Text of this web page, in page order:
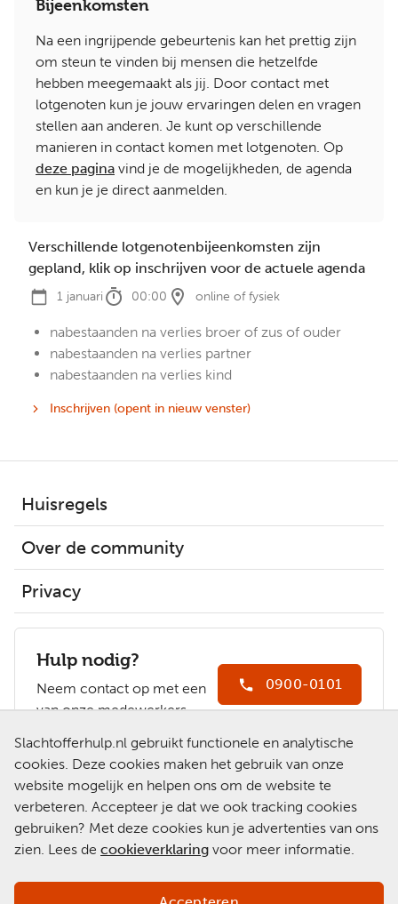
Slachtofferhulp.nl gebruikt functionele en analytische
cookies. Deze cookies maken het gebruik van onze
website mogelijk en helpen ons om de website te
verbeteren. Accepteer je dat we ook tracking cookies
gebruiken? Met deze cookies kun je advertenties van ons
zien. Lees de cookieverklaring voor meer informatie.
Bijeenkomsten
Na een ingrijpende gebeurtenis kan het prettig zijn
om steun te vinden bij mensen die hetzelfde
hebben meegemaakt als jij. Door contact met
lotgenoten kun je jouw ervaringen delen en vragen
stellen aan anderen. Je kunt op verschillende
manieren in contact komen met lotgenoten. Op
deze pagina vind je de mogelijkheden, de agenda
en kun je je direct aanmelden.
Verschillende lotgenotenbijeenkomsten zijn
gepland, klik op inschrijven voor de actuele agenda
1 januari 00:00 online of fysiek
nabestaanden na verlies broer of zus of ouder
nabestaanden na verlies partner
nabestaanden na verlies kind
Inschrijven (opent in nieuw venster)
-
klik
op
inschrijven
actuele
agenda
Huisregels
Over de community
Privacy
Hulp nodig?
Neem contact op met een
van onze medewerkers.
0900-0101
Slachtofferhulp.nl
Chat met een
medewerker